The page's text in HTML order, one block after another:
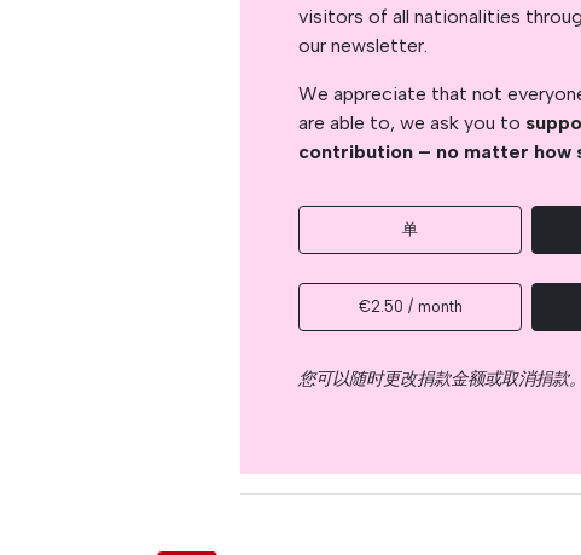
visitors of all nationalities
our newsletter.
We appreciate that not
are able to, we ask you to
contribution – no matter how
单
€2.50 / month
您可以随时更改捐款金额或取消捐款。